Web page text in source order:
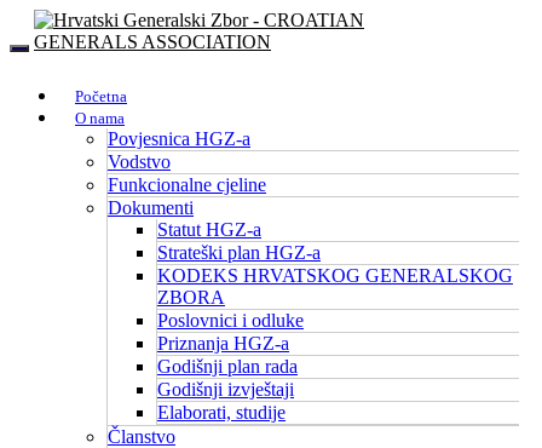
Početna
O nama
Povjesnica HGZ-a
Vodstvo
Funkcionalne cjeline
Dokumenti
Statut HGZ-a
Strateški plan HGZ-a
KODEKS HRVATSKOG GENERALSKOG
ZBORA
Poslovnici i odluke
Priznanja HGZ-a
Godišnji plan rada
Godišnji izvještaji
Elaborati, studije
Članstvo